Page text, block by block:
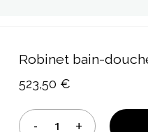
Robinet bain-
523,50 €